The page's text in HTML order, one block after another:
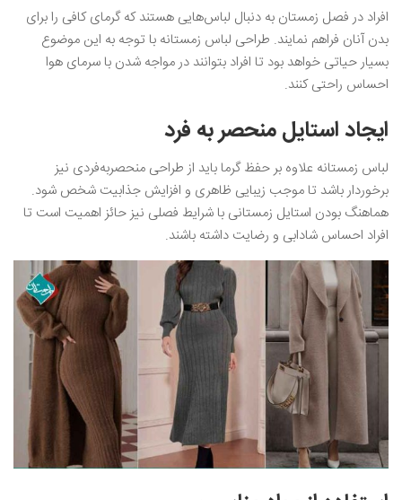
افراد در فصل زمستان به دنبال لباس‌هایی هستند که گرمای کافی را برای
بدن آنان فراهم نمایند. طراحی لباس زمستانه با توجه به این موضوع
بسیار حیاتی خواهد بود تا افراد بتوانند در مواجه شدن با سرمای هوا
احساس راحتی کنند.
ایجاد استایل منحصر به فرد
لباس زمستانه علاوه بر حفظ گرما باید از طراحی منحصربه‌فردی نیز
برخوردار باشد تا موجب زیبایی ظاهری و افزایش جذابیت شخص شود.
هماهنگ بودن استایل زمستانی با شرایط فصلی نیز حائز اهمیت است تا
افراد احساس شادابی و رضایت داشته باشند.